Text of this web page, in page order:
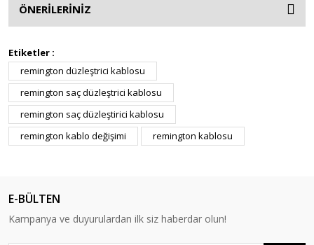
ÖNERİLERİNİZ
Etiketler :
remington düzleştrici kablosu
remington saç düzleştrici kablosu
remington saç düzleştirici kablosu
remington kablo değişimi
remington kablosu
E-BÜLTEN
Kampanya ve duyurulardan ilk siz haberdar olun!